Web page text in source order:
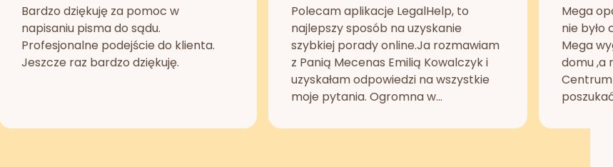
Bardzo dziękuję za pomoc w
napisaniu pisma do sądu.
Profesjonalne podejście do klienta.
Jeszcze raz bardzo dziękuję.
Polecam aplikacje LegalHelp, to
najlepszy sposób na uzyskanie
szybkiej porady online.Ja rozmawiam
z Panią Mecenas Emilią Kowalczyk i
uzyskałam odpowiedzi na wszystkie
moje pytania. Ogromna w...
Mega
nie było
Mega
domu ,a